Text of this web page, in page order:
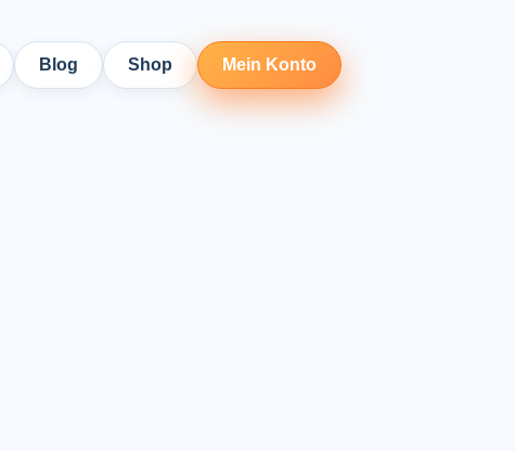
Blog Shop Mein Konto